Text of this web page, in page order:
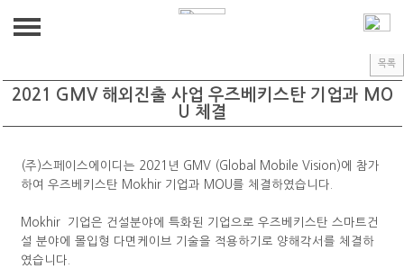
ABOUT US
연혁
PRODUCT(HW,SW)
R&D
BIM
GALLERY
GALLERY
CUSTOMER
공지사항
공지사항
목록
2021 GMV 해외진출 사업 우즈베키스탄 기업과 MO
U 체결
(주)스페이스에이디는 2021년 GMV (Global Mobile Vision)에 참가
하여 우즈베키스탄 Mokhir 기업과 MOU를 체결하였습니다.
Mokhir 기업은 건설분야에 특화된 기업으로 우즈베키스탄 스마트건
설 분야에 몰입형 다면케이브 기술을 적용하기로 양해각서를 체결하
였습니다.